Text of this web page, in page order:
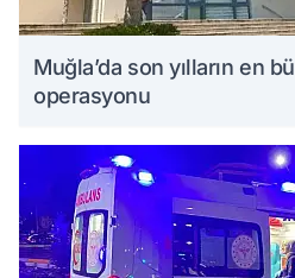
Muğla’da son yılların en
operasyonu